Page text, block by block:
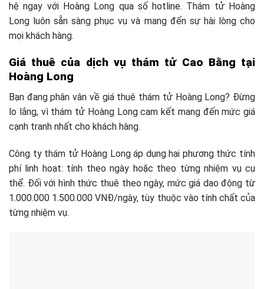
hệ ngay với Hoàng Long qua số hotline. Thám tử Hoàng
Long luôn sẵn sàng phục vụ và mang đến sự hài lòng cho
mọi khách hàng.
Giá thuê của dịch vụ thám tử Cao Bằng tại
Hoàng Long
Bạn đang phân vân về giá thuê thám tử Hoàng Long? Đừng
lo lắng, vì thám tử Hoàng Long cam kết mang đến mức giá
cạnh tranh nhất cho khách hàng.
Công ty thám tử Hoàng Long áp dụng hai phương thức tính
phí linh hoạt: tính theo ngày hoặc theo từng nhiệm vụ cụ
thể. Đối với hình thức thuê theo ngày, mức giá dao động từ
1.000.000 1.500.000 VNĐ/ngày, tùy thuộc vào tính chất của
từng nhiệm vụ.